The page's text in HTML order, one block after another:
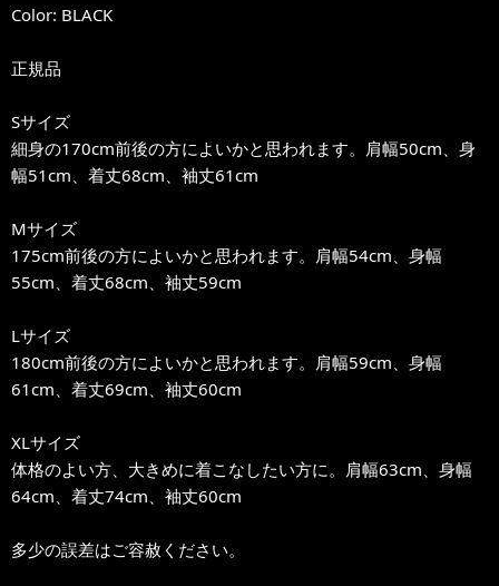
Color: BLACK
正規品
Sサイズ
細身の170cm前後の方によいかと思われます。肩幅50cm、身
幅51cm、着丈68cm、袖丈61cm
Mサイズ
175cm前後の方によいかと思われます。肩幅54cm、身幅
55cm、着丈68cm、袖丈59cm
Lサイズ
180cm前後の方によいかと思われます。肩幅59cm、身幅
61cm、着丈69cm、袖丈60cm
XLサイズ
体格のよい方、大きめに着こなしたい方に。肩幅63cm、身幅
64cm、着丈74cm、袖丈60cm
多少の誤差はご容赦ください。